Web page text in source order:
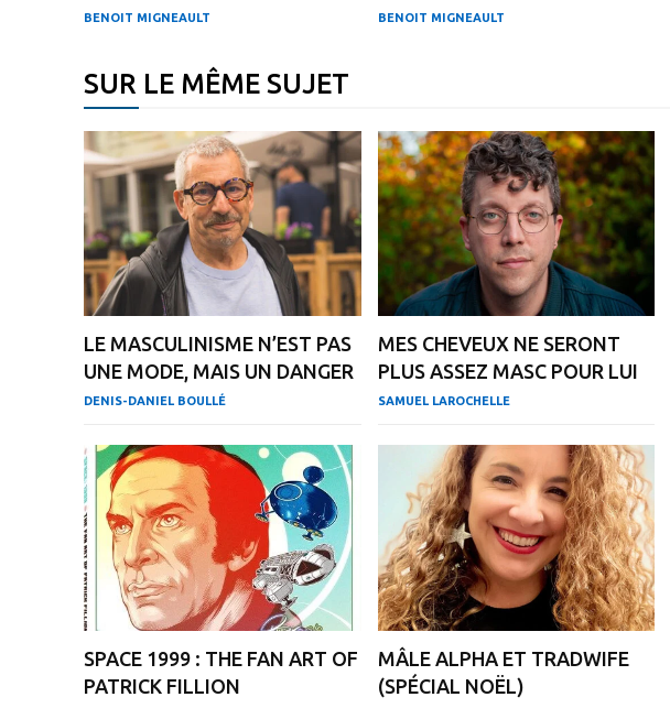
BENOIT MIGNEAULT BENOIT MIGNEAULT
SUR LE MÊME SUJET
LE MASCULINISME N’EST PAS
UNE MODE, MAIS UN DANGER
DENIS-DANIEL BOULLÉ
MES CHEVEUX NE SERONT
PLUS ASSEZ MASC POUR LUI
SAMUEL LAROCHELLE
SPACE 1999 : THE FAN ART OF
PATRICK FILLION
MÂLE ALPHA ET TRADWIFE
(SPÉCIAL NOËL)